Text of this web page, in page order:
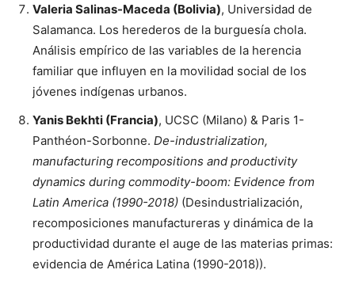
Valeria Salinas-Maceda (Bolivia), Universidad de
Salamanca. Los herederos de la burguesía chola.
Análisis empírico de las variables de la herencia
familiar que influyen en la movilidad social de los
jóvenes indígenas urbanos.
Yanis Bekhti (Francia), UCSC (Milano) & Paris 1-
Panthéon-Sorbonne. De-industrialization,
manufacturing recompositions and productivity
dynamics during commodity-boom: Evidence from
Latin America (1990-2018) (Desindustrialización,
recomposiciones manufactureras y dinámica de la
productividad durante el auge de las materias primas:
evidencia de América Latina (1990-2018)).